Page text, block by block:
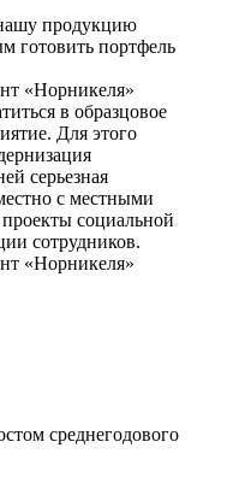
продукцию
готовить портфель
«Норникеля»
в образцовое
Для этого
серьезная
с местными
социальной
сотрудников.
«Норникеля»
среднегодового